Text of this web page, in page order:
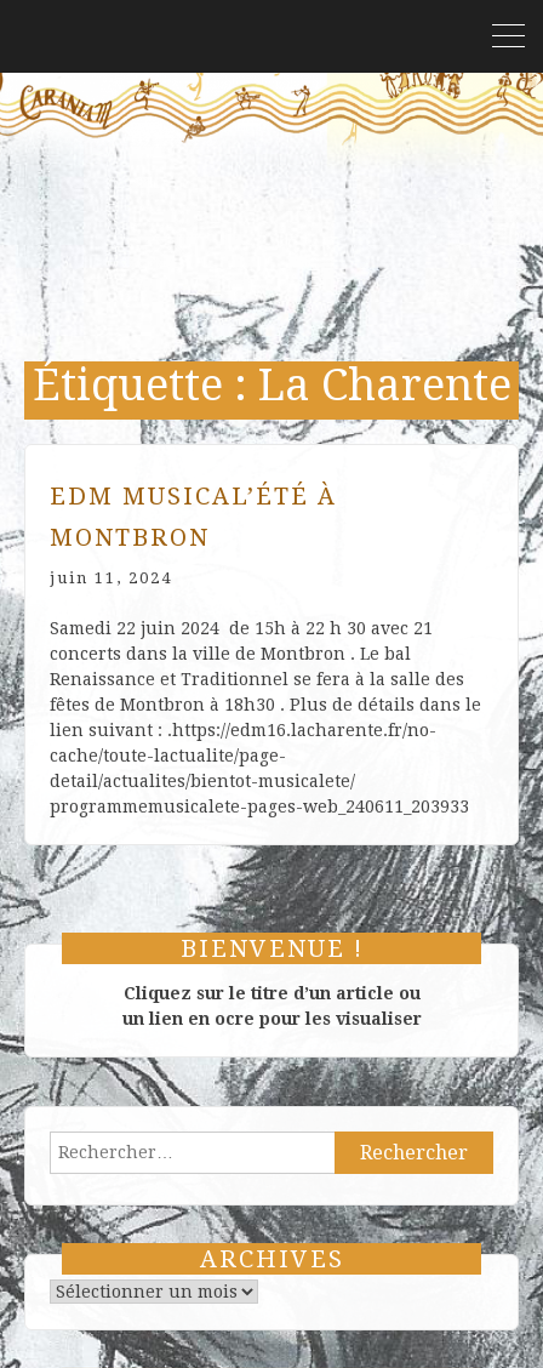
Étiquette : La Charente
EDM MUSICAL’ÉTÉ À
MONTBRON
juin 11, 2024
Samedi 22 juin 2024 de 15h à 22 h 30 avec 21
concerts dans la ville de Montbron . Le bal
Renaissance et Traditionnel se fera à la salle des
fêtes de Montbron à 18h30 . Plus de détails dans le
lien suivant : .https://edm16.lacharente.fr/no-
cache/toute-lactualite/page-
detail/actualites/bientot-musicalete/
programmemusicalete-pages-web_240611_203933
BIENVENUE !
Cliquez sur le titre d’un article ou
un lien en ocre pour les visualiser
Rechercher :
ARCHIVES
Archives